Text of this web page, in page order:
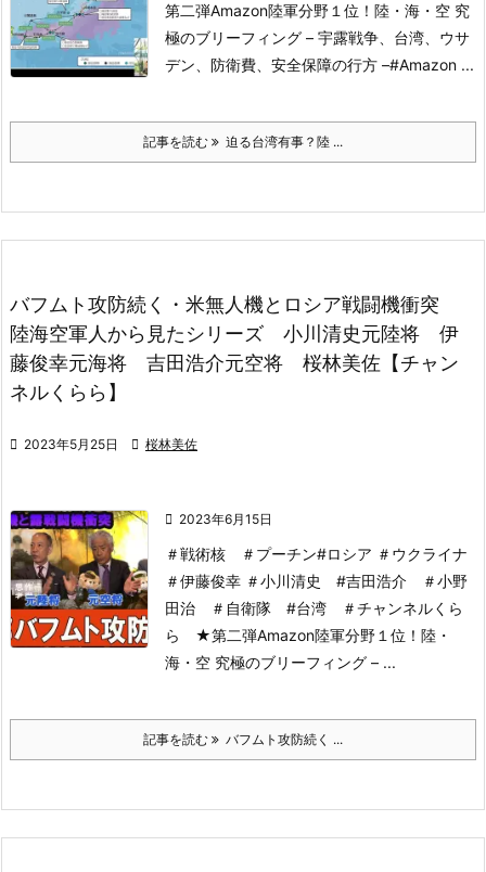
第二弾Amazon陸軍分野１位！ 陸・海・空 究
極のブリーフィング – 宇露戦争、台湾、ウサ
デン、防衛費、安全保障の行方 –#Amazon ...
記事を読む 迫る台湾有事？陸 ...
バフムト攻防続く・米無人機とロシア戦闘機衝突
陸海空軍人から見たシリーズ 小川清史元陸将 伊
藤俊幸元海将 吉田浩介元空将 桜林美佐【チャン
ネルくらら】
 2023年5月25日  桜林美佐
 2023年6月15日
＃戦術核 ＃プーチン#ロシア ＃ウクライナ
＃伊藤俊幸 ＃小川清史 #吉田浩介 ＃小野
田治 ＃自衛隊 #台湾 ＃チャンネルくら
ら ★第二弾Amazon陸軍分野１位！ 陸・
海・空 究極のブリーフィング – ...
記事を読む バフムト攻防続く ...